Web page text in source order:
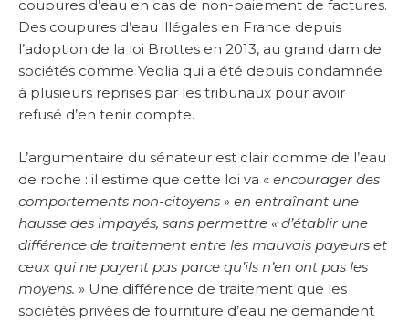
coupures d’eau en cas de non-paiement de factures.
Des coupures d’eau illégales en France depuis
l’adoption de la loi Brottes en 2013, au grand dam de
sociétés comme Veolia qui a été depuis condamnée
à plusieurs reprises par les tribunaux pour avoir
refusé d’en tenir compte.
L’argumentaire du sénateur est clair comme de l’eau
de roche : il estime que cette loi va « encourager des
comportements non-citoyens » en entraînant une
hausse des impayés, sans permettre « d’établir une
différence de traitement entre les mauvais payeurs et
ceux qui ne payent pas parce qu’ils n’en ont pas les
moyens. » Une différence de traitement que les
sociétés privées de fourniture d’eau ne demandent